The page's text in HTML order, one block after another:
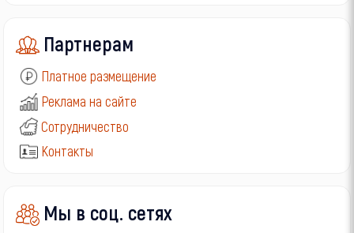
Партнерам
Платное размещение
Реклама на сайте
Сотрудничество
Контакты
Мы в соц. сетях